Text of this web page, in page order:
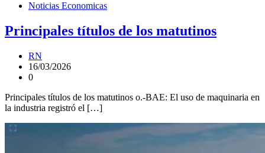
Noticias Economicas
Principales títulos de los matutinos
RN
16/03/2026
0
Principales títulos de los matutinos o.-BAE: El uso de maquinaria en
la industria registró el […]